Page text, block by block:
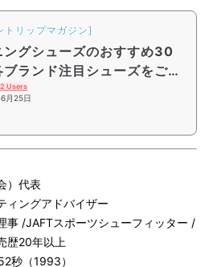
リップマガジン]
ングシューズのおすすめ30
ランド注目シューズをご紹
2 Users
月25日
）代表
ィングアドバイザー
事 /JAFTスポーツシューフィッター /
歴20年以上
秒（1993）